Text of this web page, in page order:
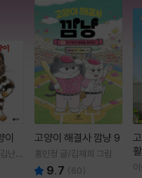
이
난주
고양이 해결사 깜냥 9
홍민정 글/김재희 그림
9.7 (60)